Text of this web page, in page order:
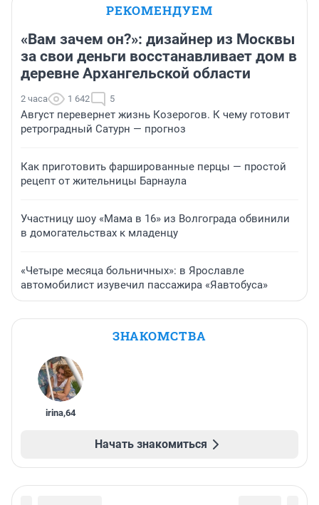
РЕКОМЕНДУЕМ
«Вам зачем он?»: дизайнер из Москвы
за свои деньги восстанавливает дом в
деревне Архангельской области
2 часа 1 642 5
Август перевернет жизнь Козерогов. К чему готовит
ретроградный Сатурн — прогноз
Как приготовить фаршированные перцы — простой
рецепт от жительницы Барнаула
Участницу шоу «Мама в 16» из Волгограда обвинили
в домогательствах к младенцу
«Четыре месяца больничных»: в Ярославле
автомобилист изувечил пассажира «Яавтобуса»
ЗНАКОМСТВА
irina,64
Начать знакомиться